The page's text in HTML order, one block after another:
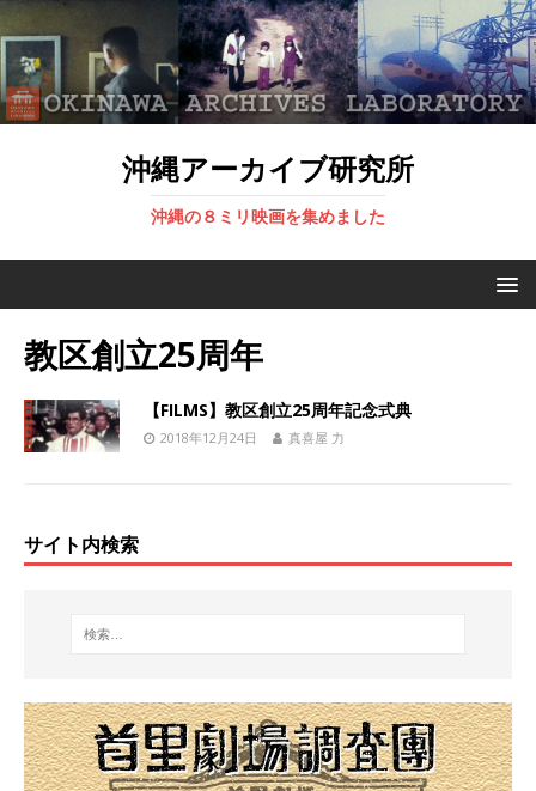
沖縄アーカイブ研究所
沖縄の８ミリ映画を集めました
教区創立25周年
【FILMS】教区創立25周年記念式典
2018年12月24日 真喜屋 力
サイト内検索